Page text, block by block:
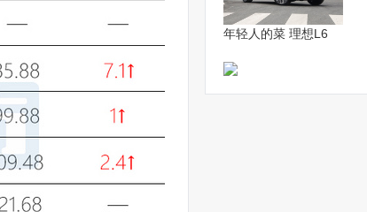
年轻人的菜 理想L6